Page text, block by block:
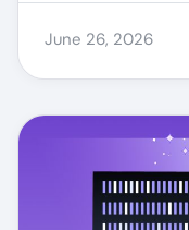
June 26, 2026